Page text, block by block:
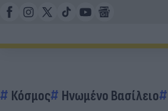
Κόσμος Ηνωμένο Βασίλειο